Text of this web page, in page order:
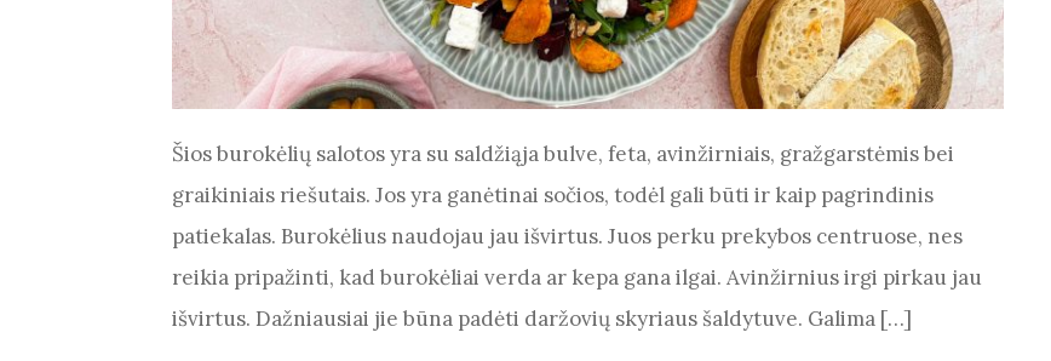
Šios burokėlių salotos yra su saldžiąja bulve, feta, avinžirniais, gražgarstėmis bei
graikiniais riešutais. Jos yra ganėtinai sočios, todėl gali būti ir kaip pagrindinis
patiekalas. Burokėlius naudojau jau išvirtus. Juos perku prekybos centruose, nes
reikia pripažinti, kad burokėliai verda ar kepa gana ilgai. Avinžirnius irgi pirkau jau
išvirtus. Dažniausiai jie būna padėti daržovių skyriaus šaldytuve. Galima […]